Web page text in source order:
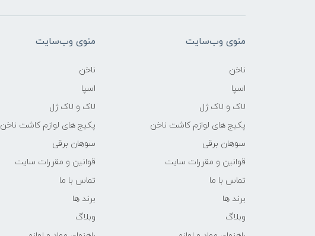
منوی وب‌سایت
ناخن
اسپا
لاک و لاک ژل
پکیج های لوازم کاشت ناخن
سوهان برقی
قوانین و مقررات سایت
تماس با ما
برند ها
وبلاگ
منوی وب‌سایت
ناخن
اسپا
لاک و لاک ژل
پکیج های لوازم کاشت ناخن
سوهان برقی
قوانین و مقررات سایت
تماس با ما
برند ها
وبلاگ